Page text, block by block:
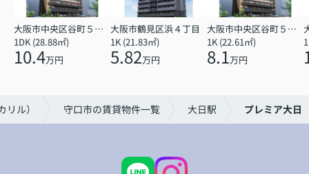
大阪市中央区谷町５丁目
1DK (28.88㎡)
10.4万円
大阪市鶴見区浜４丁目
1K (21.83㎡)
5.82万円
大阪市中央区谷町５丁目
1K (22.61㎡)
8.1万円
ル） 守口市の賃貸物件一覧 大日駅 プレミア大日